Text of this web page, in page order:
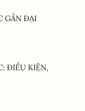
GẦN ĐẠI
ĐIỀU KIỆN,